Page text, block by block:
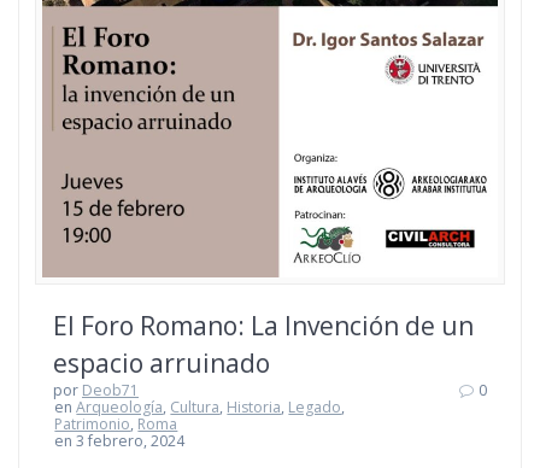
El Foro Romano: La Invención de un
espacio arruinado
por Deob71
enArqueología, Cultura, Historia, Legado,
Patrimonio, Roma
en 3 febrero, 2024
0